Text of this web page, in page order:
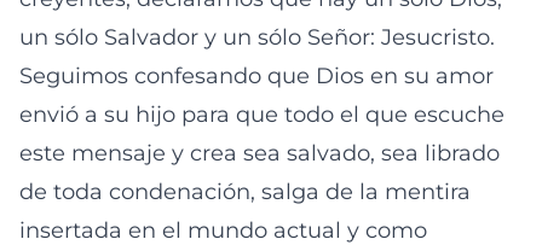
un sólo Salvador y un sólo Señor: Jesucristo.
Seguimos confesando que Dios en su amor
envió a su hijo para que todo el que escuche
este mensaje y crea sea salvado, sea librado
de toda condenación, salga de la mentira
insertada en el mundo actual y como